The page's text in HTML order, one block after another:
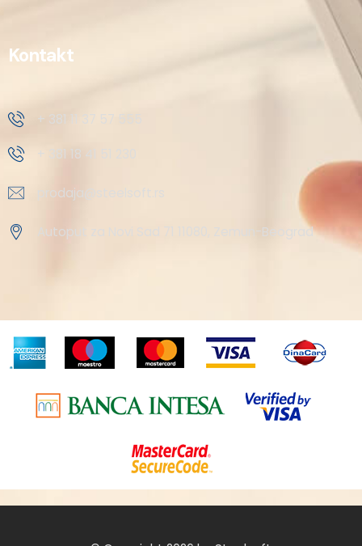
Kontakt
+ 381 11 37 57 555
+ 381 18 41 51 230
prodaja@steelsoft.rs
Autoput za Novi Sad 71 11080, Zemun-Beograd